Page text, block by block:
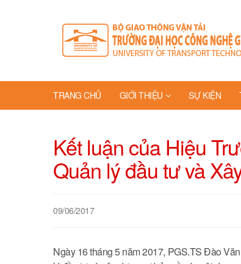
TRANG CHỦ GIỚI THIỆU SỰ KIỆN
Kết luận của Hiệu
Quản lý đầu tư và
09/06/2017
Ngày 16 tháng 5 năm 2017, PGS.TS Đào